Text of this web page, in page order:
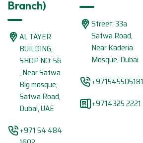
Branch)
AL TAYER
BUILDING,
SHOP NO: 56
, Near Satwa
Big mosque,
Satwa Road,
Dubai, UAE
+971 54 484
Street: 33a
Satwa Road,
Near Kaderia
Mosque, Dubai
+971545505181
+9714325 2221